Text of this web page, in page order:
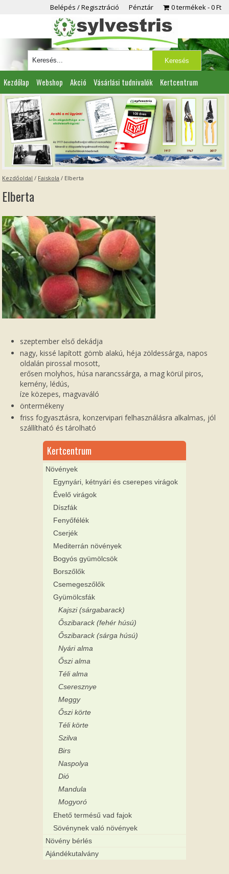
Belépés / Regisztráció Pénztár 0 termékek 0 Ft
Kezdőlap Webshop Akció Vásárlási tudnivalók Kertcentrum
Viszonteladóknak Partnereink Kapcsolat
Kezdőoldal / Faiskola / Elberta
Elberta
szeptember első dekádja
nagy, kissé lapított gömb alakú, héja zöldessárga, napos
oldalán pirossal mosott,
erősen molyhos, húsa narancssárga, a mag körül piros,
kemény, lédús,
íze közepes, magvaváló
öntermékeny
friss fogyasztásra, konzervipari felhasználásra alkalmas, jól
szállítható és tárolható
Kertcentrum
Növények
Egynyári, kétnyári és cserepes virágok
Évelő virágok
Díszfák
Fenyőfélék
Cserjék
Mediterrán növények
Bogyós gyümölcsök
Borszőlők
Csemegeszőlők
Gyümölcsfák
Kajszi (sárgabarack)
Őszibarack (fehér húsú)
Őszibarack (sárga húsú)
Nyári alma
Őszi alma
Téli alma
Cseresznye
Meggy
Őszi körte
Téli körte
Szilva
Birs
Naspolya
Dió
Mandula
Mogyoró
Ehető termésű vad fajok
Sövénynek való növények
Növény bérlés
Ajándékutalvány